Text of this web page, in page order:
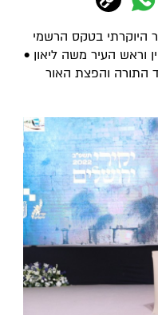
היוקרתי בטקס הרשמי
וראש העיר משה ליאון •
התורה והפצת האור